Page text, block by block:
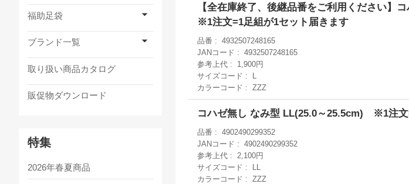
【全在庫終了、後継品番をご利用ください】
※1注文=1足組が1セット届きます
品番
4932507248165
JANコード
4932507248165
参考上代
1,900円
サイズコード
カラーコード
ZZZ
コハゼ無し なみ型 LL(25.0～25.5cm) ※1注文
品番
4902490299352
JANコード
4902490299352
参考上代
2,100円
サイズコード
カラーコード
ZZZ
福助足袋
ブランド一覧
取り扱い商品カタログ
販促物ダウンロード
特集
2026年春夏商品